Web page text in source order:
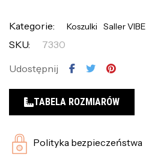
Kategorie: Koszulki Saller VIBE
SKU:
7330
Udostępnij
TABELA ROZMIARÓW
Polityka bezpieczeństwa